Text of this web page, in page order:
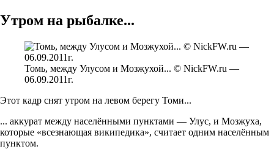
Утром на рыбалке...
Томь, между Улусом и Мозжухой... © NickFW.ru —
06.09.2011г.
Этот кадр снят утром на левом берегу Томи...
... аккурат между населёнными пунктами — Улус, и Мозжуха,
которые «всезнающая википедика», считает одним населённым
пунктом.